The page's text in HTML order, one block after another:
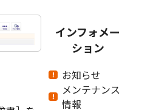
インフォメー
ション
お知らせ
メンテナンス
情報